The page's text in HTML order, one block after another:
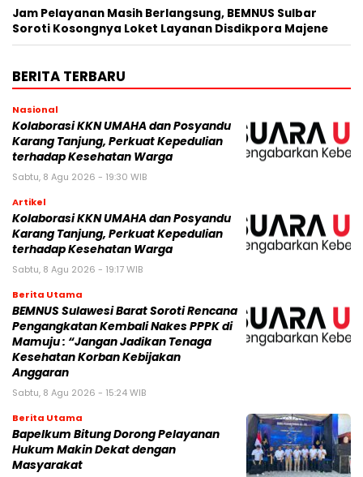
Jam Pelayanan Masih Berlangsung, BEMNUS Sulbar
Soroti Kosongnya Loket Layanan Disdikpora Majene
BERITA TERBARU
Nasional
Kolaborasi KKN UMAHA dan Posyandu
Karang Tanjung, Perkuat Kepedulian
terhadap Kesehatan Warga
Sabtu, 8 Agu 2026 - 19:30 WIB
Artikel
Kolaborasi KKN UMAHA dan Posyandu
Karang Tanjung, Perkuat Kepedulian
terhadap Kesehatan Warga
Sabtu, 8 Agu 2026 - 19:17 WIB
Berita Utama
BEMNUS Sulawesi Barat Soroti Rencana
Pengangkatan Kembali Nakes PPPK di
Mamuju : “Jangan Jadikan Tenaga
Kesehatan Korban Kebijakan
Anggaran
Sabtu, 8 Agu 2026 - 15:24 WIB
Berita Utama
Bapelkum Bitung Dorong Pelayanan
Hukum Makin Dekat dengan
Masyarakat